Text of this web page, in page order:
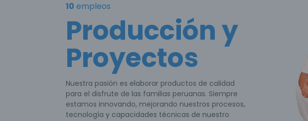
10 empleos
Producción y
Proyectos
Nuestra pasión es elaborar productos de calidad
para el disfrute de las familias peruanas. Siempre
estamos innovando, mejorando nuestros procesos,
tecnología y capacidades técnicas de nuestro